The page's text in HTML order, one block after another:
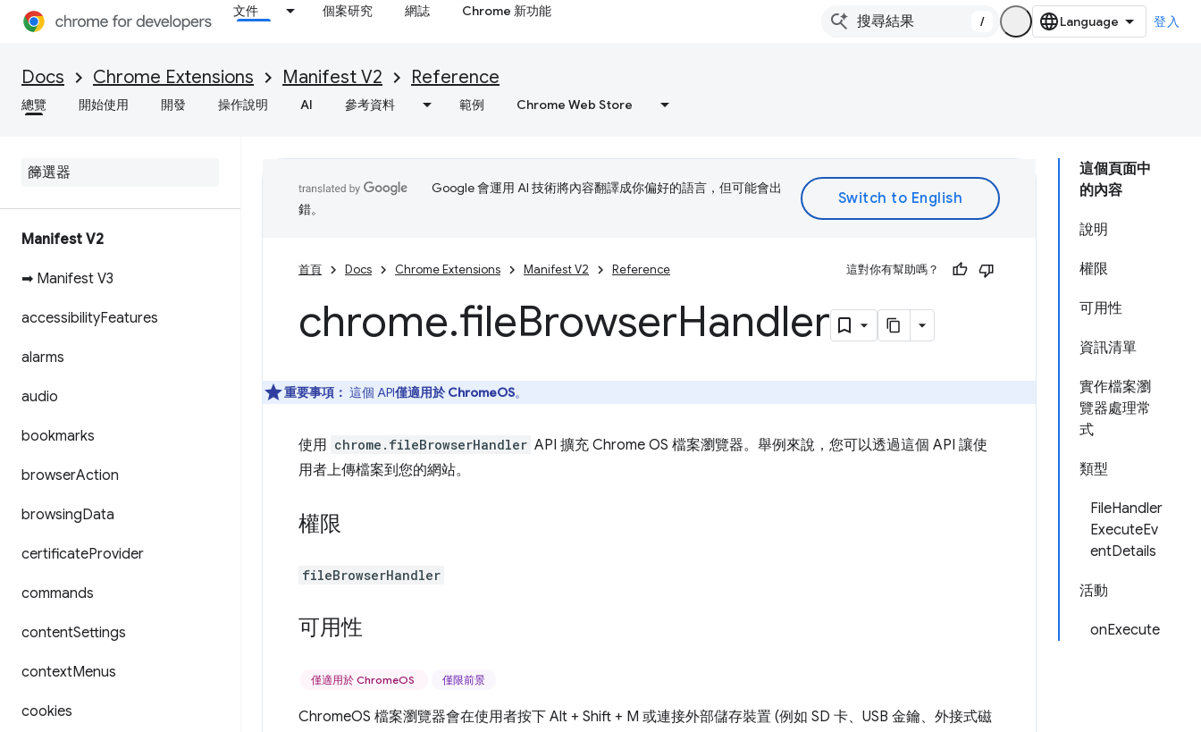
文件 個案研究 網誌 Chrome 新功能
/ 登入
Docs Chrome Extensions Manifest V2 Reference
總覽 開始使用 開發 操作說明 AI 參考資料 範例 Chrome Web Store
Manifest V2
➡ Manifest V3
accessibilityFeatures
alarms
audio
bookmarks
browserAction
browsingData
certificateProvider
commands
contentSettings
contextMenus
cookies
這個頁面中
的內容
說明
權限
可用性
資訊清單
實作檔案瀏
覽器處理常
式
類型
FileHandler
ExecuteEv
entDetails
活動
onExecute
Google 會運用 AI 技術將內容翻譯成你偏好的語言，但可能會出
錯。
首頁 Docs Chrome Extensions Manifest V2 Reference 這對你有幫助嗎？
chrome.fileBrowserHandler
重要事項： 這個 API僅適用於 ChromeOS。
使用 chrome.fileBrowserHandler API 擴充 Chrome OS 檔案瀏覽器。舉例來說，您可以透過這個 API 讓使
用者上傳檔案到您的網站。
權限
fileBrowserHandler
可用性
僅適用於 ChromeOS 僅限前景
ChromeOS 檔案瀏覽器會在使用者按下 Alt + Shift + M 或連接外部儲存裝置 (例如 SD 卡、USB 金鑰、外接式磁